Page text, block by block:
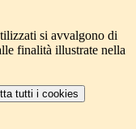
si avvalgono di
finalità illustrate nella
tutti i cookies